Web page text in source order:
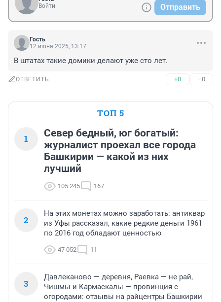
Войти
Отправить
Гость
12 июня 2025, 13:17
В штатах такие домики делают уже сто лет.
ОТВЕТИТЬ +0 –0
ТОП 5
1
Север бедный, юг богатый:
журналист проехал все города
Башкирии — какой из них
лучший
105 245 167
2
На этих монетах можно заработать: антиквар
из Уфы рассказал, какие редкие деньги 1961
по 2016 год обладают ценностью
47 052 11
3
Давлеканово — деревня, Раевка — не рай,
Чишмы и Кармаскалы — провинция с
огородами: отзывы на райцентры Башкирии